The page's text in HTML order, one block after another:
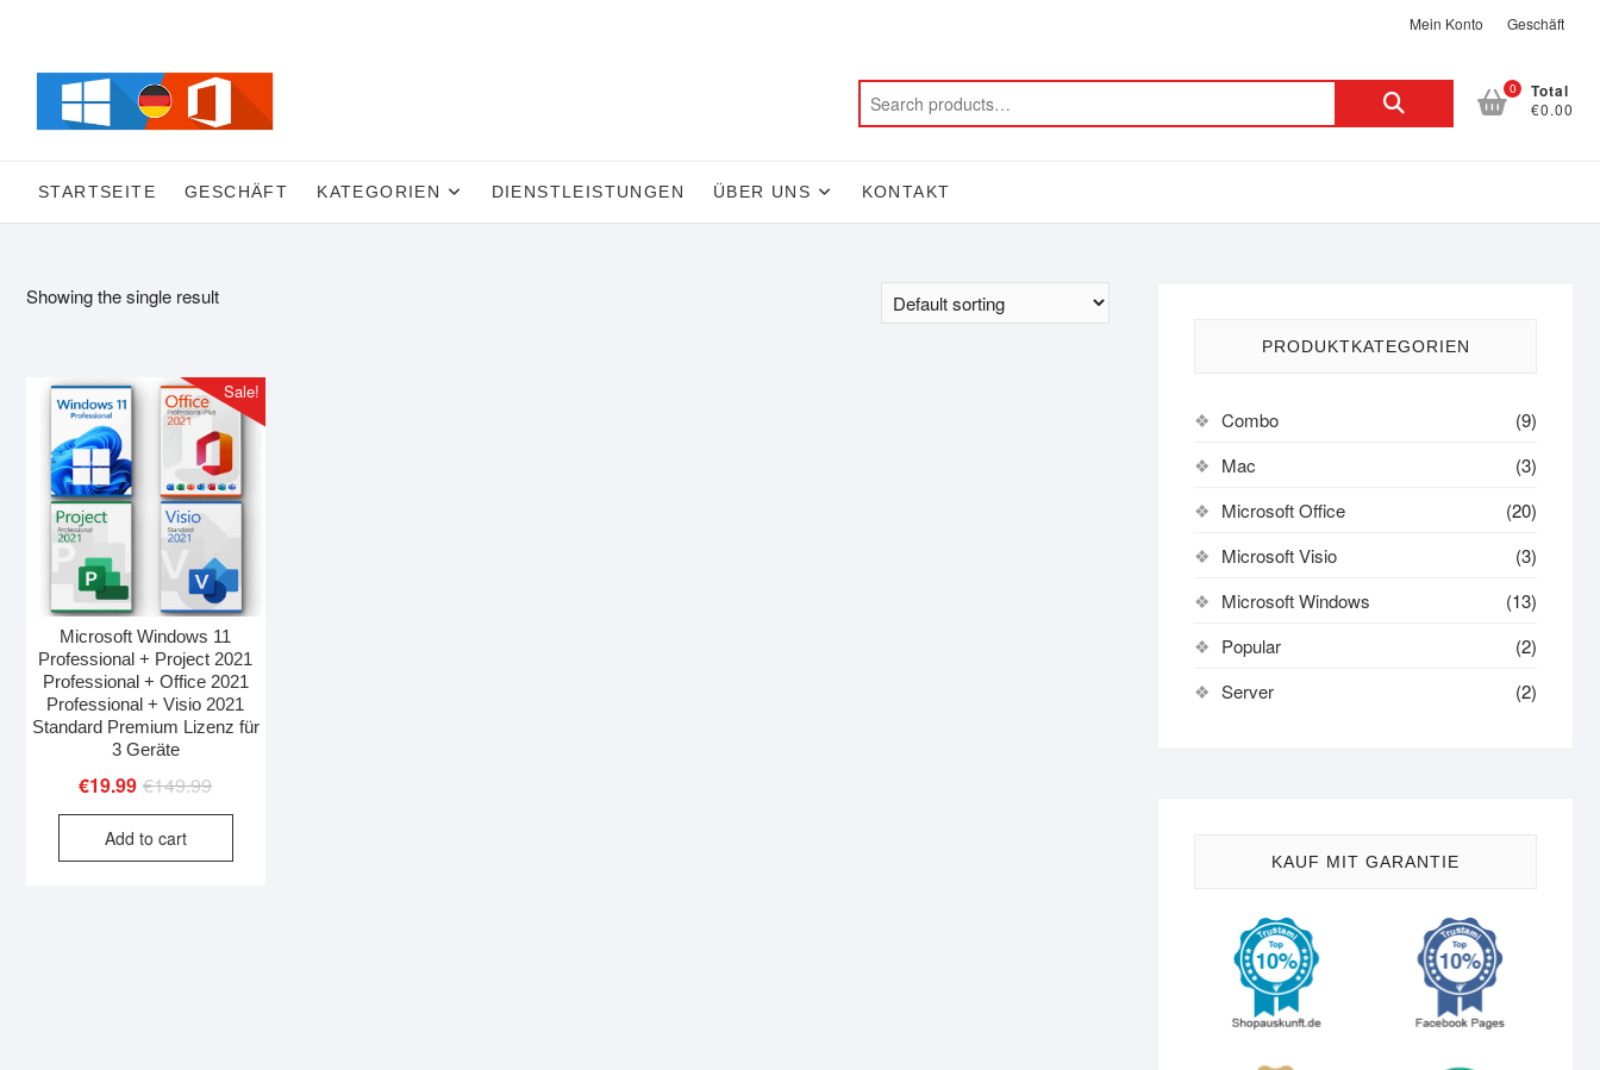
content
Mein Konto Geschäft
Search
0 Total
€0.00
STARTSEITE GESCHÄFT KATEGORIEN DIENSTLEISTUNGEN ÜBER UNS KONTAKT
Showing the single result
Sale!
Microsoft Windows 11
Professional + Project 2021
Professional + Office 2021
Professional + Visio 2021
Standard Premium Lizenz für
3 Geräte
€149.99Original
price
€149.99.
€19.99
Current
price
€19.99.
Add to cart
PRODUKTKATEGORIEN
Combo
(9)
Mac
(3)
Microsoft Office
(20)
Microsoft Visio
(3)
Microsoft Windows
(13)
Popular
(2)
Server
(2)
KAUF MIT GARANTIE